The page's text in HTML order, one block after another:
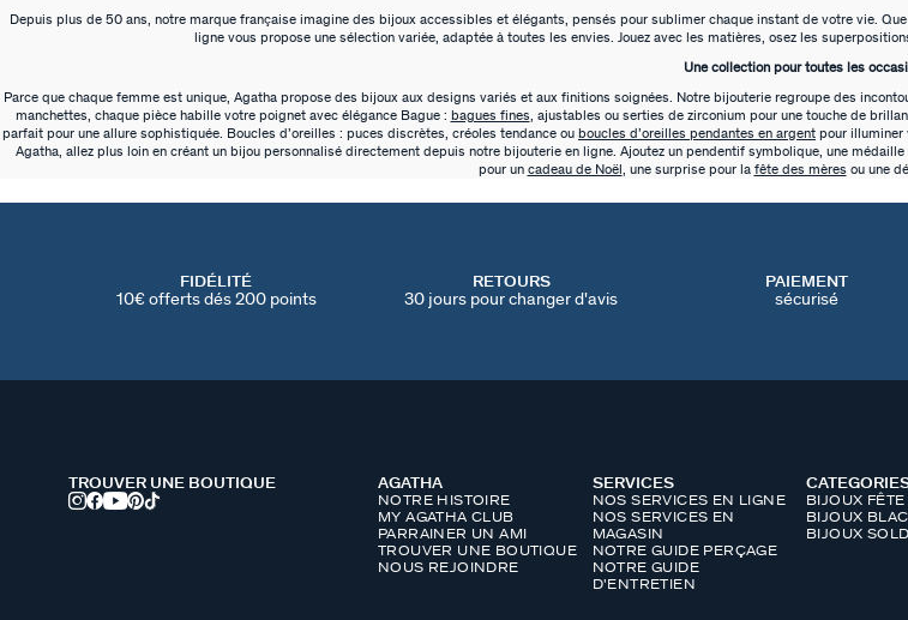
Depuis plus de 50 ans, notre marque française imagine des bijoux accessibles et élégants, pensés pour sublimer chaque instant de votre vie.
ligne vous propose une sélection variée, adaptée à toutes les envies. Jouez avec les matières, osez les
Une collection pour toutes les
Parce que chaque femme est unique, Agatha propose des bijoux aux designs variés et aux finitions soignées. Notre bijouterie regroupe des
manchettes, chaque pièce habille votre poignet avec élégance Bague : bagues fines , ajustables ou serties de zirconium pour une touche de
parfait pour une allure sophistiquée. Boucles d’oreilles : puces discrètes, créoles tendance ou boucles d’oreilles pendantes en argent pour illuminer
Agatha, allez plus loin en créant un bijou personnalisé directement depuis notre bijouterie en ligne. Ajoutez un pendentif symbolique, une
pour un cadeau de Noël , une surprise pour la fête des mères ou une
FIDÉLITÉ
10€ offerts dés 200 points
RETOURS
30 jours pour changer d'avis
PAIEMENT
sécurisé
AGATHA
NOTRE HISTOIRE
MY AGATHA CLUB
PARRAINER UN AMI
TROUVER UNE BOUTIQUE
NOUS REJOINDRE
SERVICES
NOS SERVICES EN LIGNE
NOS SERVICES EN
MAGASIN
NOTRE GUIDE PERÇAGE
NOTRE GUIDE
D'ENTRETIEN
BIJOUX
BIJOUX
BIJOUX
TROUVER UNE BOUTIQUE